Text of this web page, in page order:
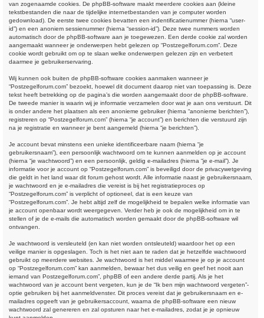
van zogenaamde cookies. De phpBB-software maakt meerdere cookies aan (kleine
tekstbestanden die naar de tijdelijke internetbestanden van je computer worden
gedownload). De eerste twee cookies bevatten een indentificatienummer (hierna “user-
id”) en een anoniem sessienummer (hierna “session-id”). Deze twee nummers worden
automatisch door de phpBB-software aan je toegewezen. Een derde cookie zal worden
aangemaakt wanneer je onderwerpen hebt gelezen op “Postzegelforum.com”. Deze
cookie wordt gebruikt om op te slaan welke onderwerpen gelezen zijn en verbetert
daarmee je gebruikerservaring.
Wij kunnen ook buiten de phpBB-software cookies aanmaken wanneer je
“Postzegelforum.com” bezoekt, hoewel dit document daarop niet van toepassing is. Deze
tekst heeft betrekking op de pagina’s die worden aangemaakt door de phpBB-software.
De tweede manier is waarin wij je informatie verzamelen door wat je aan ons verstuurt. Dit
is onder andere het plaatsen als een anonieme gebruiker (hierna “anonieme berichten”),
registreren op “Postzegelforum.com” (hierna “je account”) en berichten die verstuurd zijn
na je registratie en wanneer je bent aangemeld (hierna “je berichten”).
Je account bevat minstens een unieke identificeerbare naam (hierna “je
gebruikersnaam”), een persoonlijk wachtwoord om te kunnen aanmelden op je account
(hierna “je wachtwoord”) en een persoonlijk, geldig e-mailadres (hierna “je e-mail”). Je
informatie voor je account op “Postzegelforum.com” is beveiligd door de privacywetgeving
die geldt in het land waar dit forum gehost wordt. Alle informatie naast je gebruikersnaam,
je wachtwoord en je e-mailadres die vereist is bij het registratieproces op
“Postzegelforum.com” is verplicht of optioneel, dat is een keuze van
“Postzegelforum.com”. Je hebt altijd zelf de mogelijkheid te bepalen welke informatie van
je account openbaar wordt weergegeven. Verder heb je ook de mogelijkheid om in te
stellen of je de e-mails die automatisch worden gemaakt door de phpBB-software wil
ontvangen.
Je wachtwoord is versleuteld (en kan niet worden ontsleuteld) waardoor het op een
veilige manier is opgeslagen. Toch is het niet aan te raden dat je hetzelfde wachtwoord
gebruikt op meerdere websites. Je wachtwoord is het middel waarmee je op je account
op “Postzegelforum.com” kan aanmelden, bewaar het dus veilig en geef het nooit aan
iemand van Postzegelforum.com”, phpBB of een andere derde partij. Als je het
wachtwoord van je account bent vergeten, kun je de “Ik ben mijn wachtwoord vergeten”-
optie gebruiken bij het aanmeldvenster. Dit proces vereist dat je gebruikersnaam en e-
mailadres opgeeft van je gebruikersaccount, waarna de phpBB-software een nieuw
wachtwoord zal genereren en zal opsturen naar het e-mailadres, zodat je je opnieuw